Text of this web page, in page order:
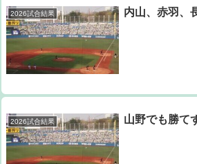
2026試合結果 内山、赤羽、
2026試合結果 山野でも勝て